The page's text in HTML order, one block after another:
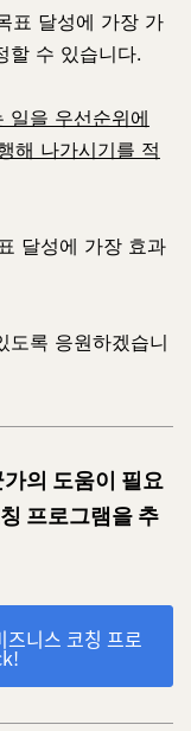
표 달성에 가장 가
할 수 있습니다.
일을 우선순위에
해 나가시기를 적
달성에 가장 효과
도록 응원하겠습니
의 도움이 필요
프로그램을 추
니스 코칭 프로